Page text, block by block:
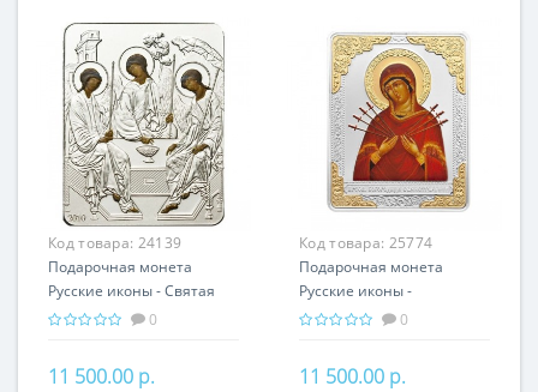
Код товара: 24139
Подарочная монета
Русские иконы - Святая
Троица серебро 25.00 гр -
0
11 500.00 р.
Код товара: 25774
Подарочная монета
Русские иконы -
Семистрельная серебро
подарок
0
11 500.00 р.